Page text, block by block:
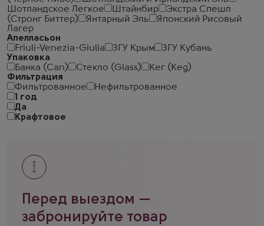
Шотландское Легкое
Штайнбир
Экстра Спешл
(Стронг Биттер)
Янтарный Эль
Японский Рисовый
Лагер
Апелласьон
Friuli-Venezia-Giulia
ЗГУ Крым
ЗГУ Кубань
Упаковка
Банка (Can)
Стекло (Glass)
Кег (Keg)
Фильтрация
Фильтрованное
Нефильтрованное
1 год
Да
Крафтовое
Перед выездом —
забронируйте товар